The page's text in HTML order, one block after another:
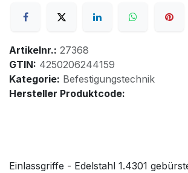
Artikelnr.: 27368
GTIN: 4250206244159
Kategorie: Befestigungstechnik
Hersteller Produktcode:
Einlassgriffe - Edelstahl 1.4301